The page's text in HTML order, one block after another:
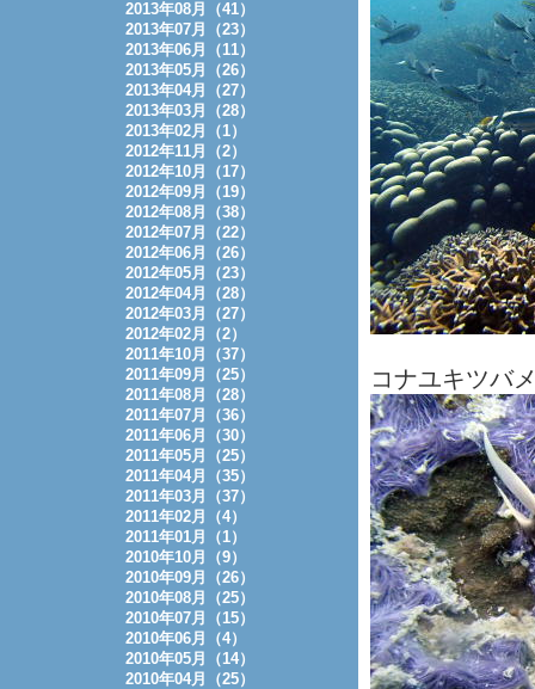
コナユキツバ
2013年08月（41）
2013年07月（23）
2013年06月（11）
2013年05月（26）
2013年04月（27）
2013年03月（28）
2013年02月（1）
2012年11月（2）
2012年10月（17）
2012年09月（19）
2012年08月（38）
2012年07月（22）
2012年06月（26）
2012年05月（23）
2012年04月（28）
2012年03月（27）
2012年02月（2）
2011年10月（37）
2011年09月（25）
2011年08月（28）
2011年07月（36）
2011年06月（30）
2011年05月（25）
2011年04月（35）
2011年03月（37）
2011年02月（4）
2011年01月（1）
2010年10月（9）
2010年09月（26）
2010年08月（25）
2010年07月（15）
2010年06月（4）
2010年05月（14）
2010年04月（25）